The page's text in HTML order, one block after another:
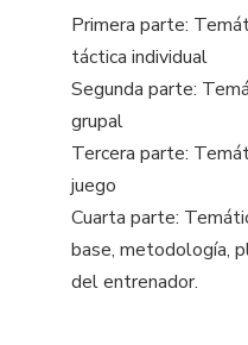
Primera parte:
táctica individual
Segunda parte:
grupal
Tercera parte:
juego
Cuarta parte:
base, metodología,
del entrenador.